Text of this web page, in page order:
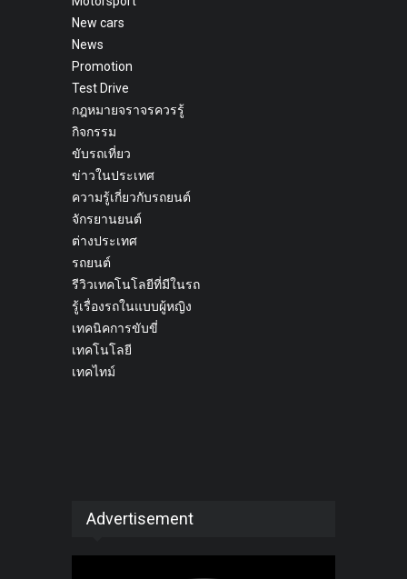
New cars
News
Promotion
Test Drive
กฎหมายจราจรควรรู้
กิจกรรม
ขับรถเที่ยว
ข่าวในประเทศ
ความรู้เกี่ยวกับรถยนต์
จักรยานยนต์
ต่างประเทศ
รถยนต์
รีวิวเทคโนโลยีที่มีในรถ
รู้เรื่องรถในแบบผู้หญิง
เทคนิคการขับขี่
เทคโนโลยี
เทคไทม์
Advertisement